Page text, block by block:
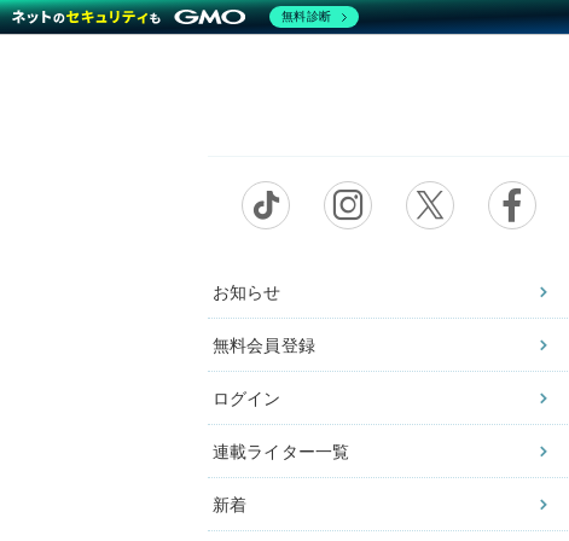
お知らせ
無料会員登録
ログイン
連載ライター一覧
新着
無料診断